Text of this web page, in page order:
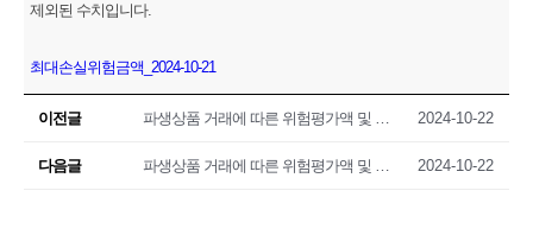
제외된 수치입니다.
최대손실위험금액_2024-10-21
이전글 파생상품 거래에 따른 위험평가액 및 최대손실예상금액(VaR) 공시(2024.10.18) 2024-10-22
다음글 파생상품 거래에 따른 위험평가액 및 최대손실예상금액(VaR) 공시(2024.10.22) 2024-10-22